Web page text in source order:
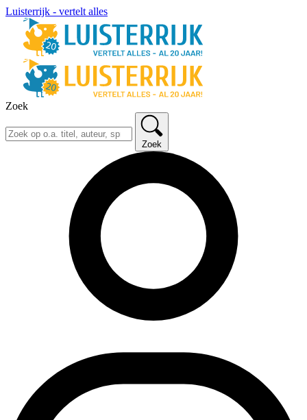
Luisterrijk - vertelt alles
Zoek
Zoek